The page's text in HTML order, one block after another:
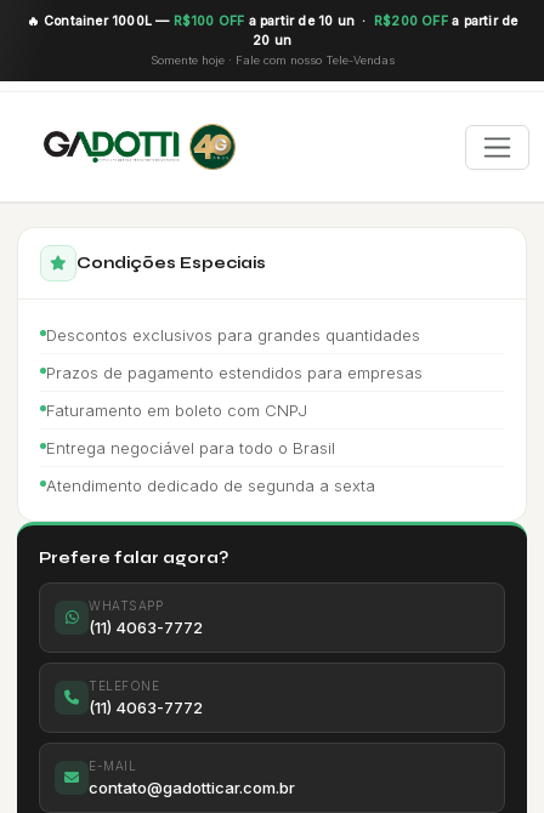
🔥 Container 1000L — R$100 OFF a partir de 10 un · R$200 OFFa partir de
20 un
Somente hoje · Fale com nosso Tele-Vendas
Condições Especiais
Descontos exclusivos para grandes quantidades
Prazos de pagamento estendidos para empresas
Faturamento em boleto com CNPJ
Entrega negociável para todo o Brasil
Atendimento dedicado de segunda a sexta
Prefere falar agora?
WHATSAPP
(11) 4063-7772
TELEFONE
(11) 4063-7772
E-MAIL
contato@gadotticar.com.br